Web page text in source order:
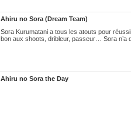
Ahiru no Sora (Dream Team)
Sora Kurumatani a tous les atouts pour
bon aux shoots, dribleur, passeur… Sora n’a
Ahiru no Sora the Day